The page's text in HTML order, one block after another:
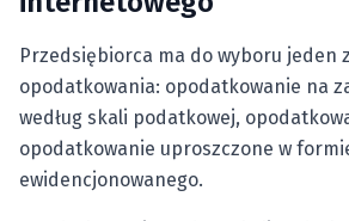
Przedsiębiorca ma do wyboru jeden
opodatkowania: opodatkowanie na
według skali podatkowej,
opodatkowanie uproszczone w
ewidencjonowanego.